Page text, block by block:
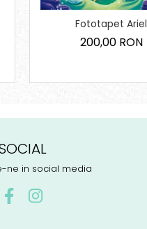
Fototapet Ariel
200,00 RON
ne in social media